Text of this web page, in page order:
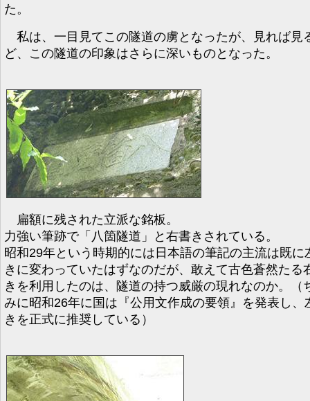
た。
私は、一目見てこの隧道の虜となったが、見れば見
ど、この隧道の印象はさらに深いものとなった。
扁額に残された立派な銘板。
力強い筆跡で「八箇隧道」と右書きされている。
昭和29年という時期的には日本語の筆記の主流は既に
きに変わっていたはずなのだが、敢えて古色蒼然たる
きを利用したのは、隧道の持つ威厳の現れなのか。（
みに昭和26年に国は『公用文作成の要領』を発表し、
きを正式に推奨している）